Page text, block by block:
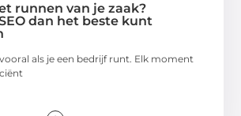
runnen van je zaak?
dan het beste kunt
als je een bedrijf runt. Elk moment